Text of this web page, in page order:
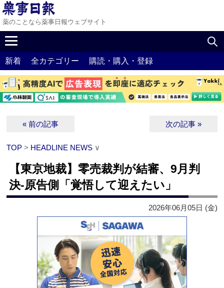
薬のことなら薬事日報ウェブサイト
新着 全カテゴリー 購読・購入・登録
« 前の記事 次の記事 »
TOP > HEADLINE NEWS ∨
【東京地裁】零売裁判が結審、9月判
決‐原告側「覚悟して迎えたい」
2026年06月05日 (金)